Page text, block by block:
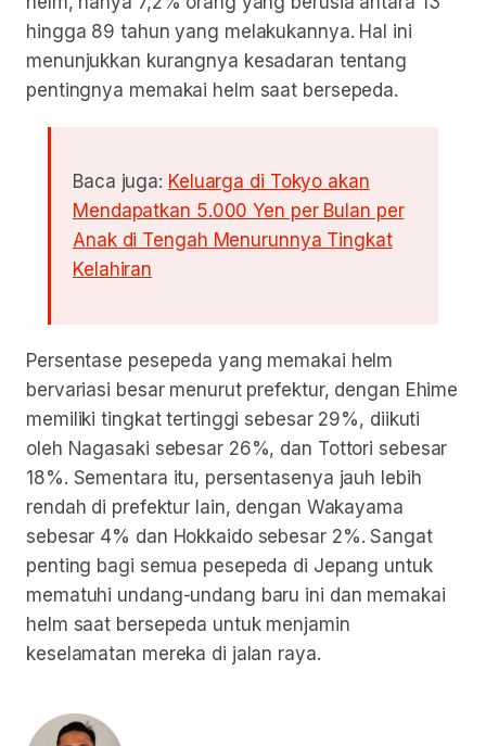
hingga 89 tahun yang melakukannya. Hal ini
menunjukkan kurangnya kesadaran tentang
pentingnya memakai helm saat bersepeda.
Baca juga: Keluarga di Tokyo akan
Mendapatkan 5.000 Yen per Bulan per
Anak di Tengah Menurunnya Tingkat
Kelahiran
Persentase pesepeda yang memakai helm
bervariasi besar menurut prefektur, dengan Ehime
memiliki tingkat tertinggi sebesar 29%, diikuti
oleh Nagasaki sebesar 26%, dan Tottori sebesar
18%. Sementara itu, persentasenya jauh lebih
rendah di prefektur lain, dengan Wakayama
sebesar 4% dan Hokkaido sebesar 2%. Sangat
penting bagi semua pesepeda di Jepang untuk
mematuhi undang-undang baru ini dan memakai
helm saat bersepeda untuk menjamin
keselamatan mereka di jalan raya.